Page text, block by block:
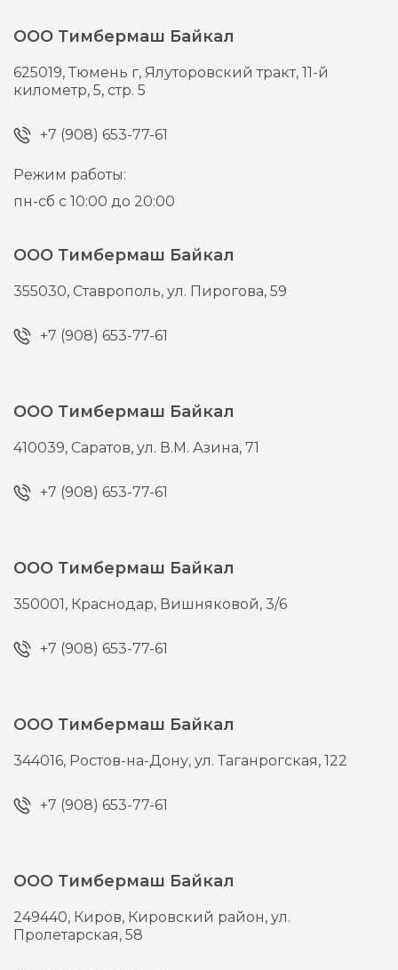
ООО Тимбермаш Байкал
625019,Тюмень г, Ялуторовский тракт, 11-й
километр, 5, стр. 5
+7 (908) 653-77-61
Режим работы:
пн-сб с 10:00 до 20:00
ООО Тимбермаш Байкал
355030, Ставрополь,ул. Пирогова, 59
+7 (908) 653-77-61
ООО Тимбермаш Байкал
410039, Саратов,ул. В.М. Азина, 71
+7 (908) 653-77-61
ООО Тимбермаш Байкал
350001, Краснодар, Вишняковой, 3/6
+7 (908) 653-77-61
ООО Тимбермаш Байкал
344016, Ростов-на-Дону,ул. Таганрогская, 122
+7 (908) 653-77-61
ООО Тимбермаш Байкал
249440, Киров, Кировский район, ул.
Пролетарская, 58